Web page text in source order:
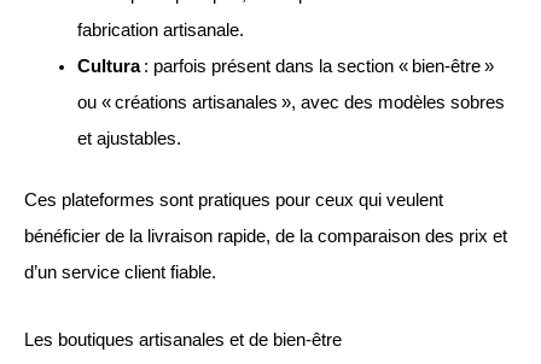
fabrication artisanale.
Cultura: parfois présent dans la section « bien-être »
ou « créations artisanales », avec des modèles sobres
et ajustables.
Ces plateformes sont pratiques pour ceux qui veulent
bénéficier de la livraison rapide, de la comparaison des prix et
d’un service client fiable.
Les boutiques artisanales et de bien-être